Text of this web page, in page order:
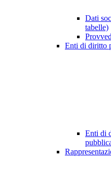
Dati
tabelle)
Enti di diritto
Enti di